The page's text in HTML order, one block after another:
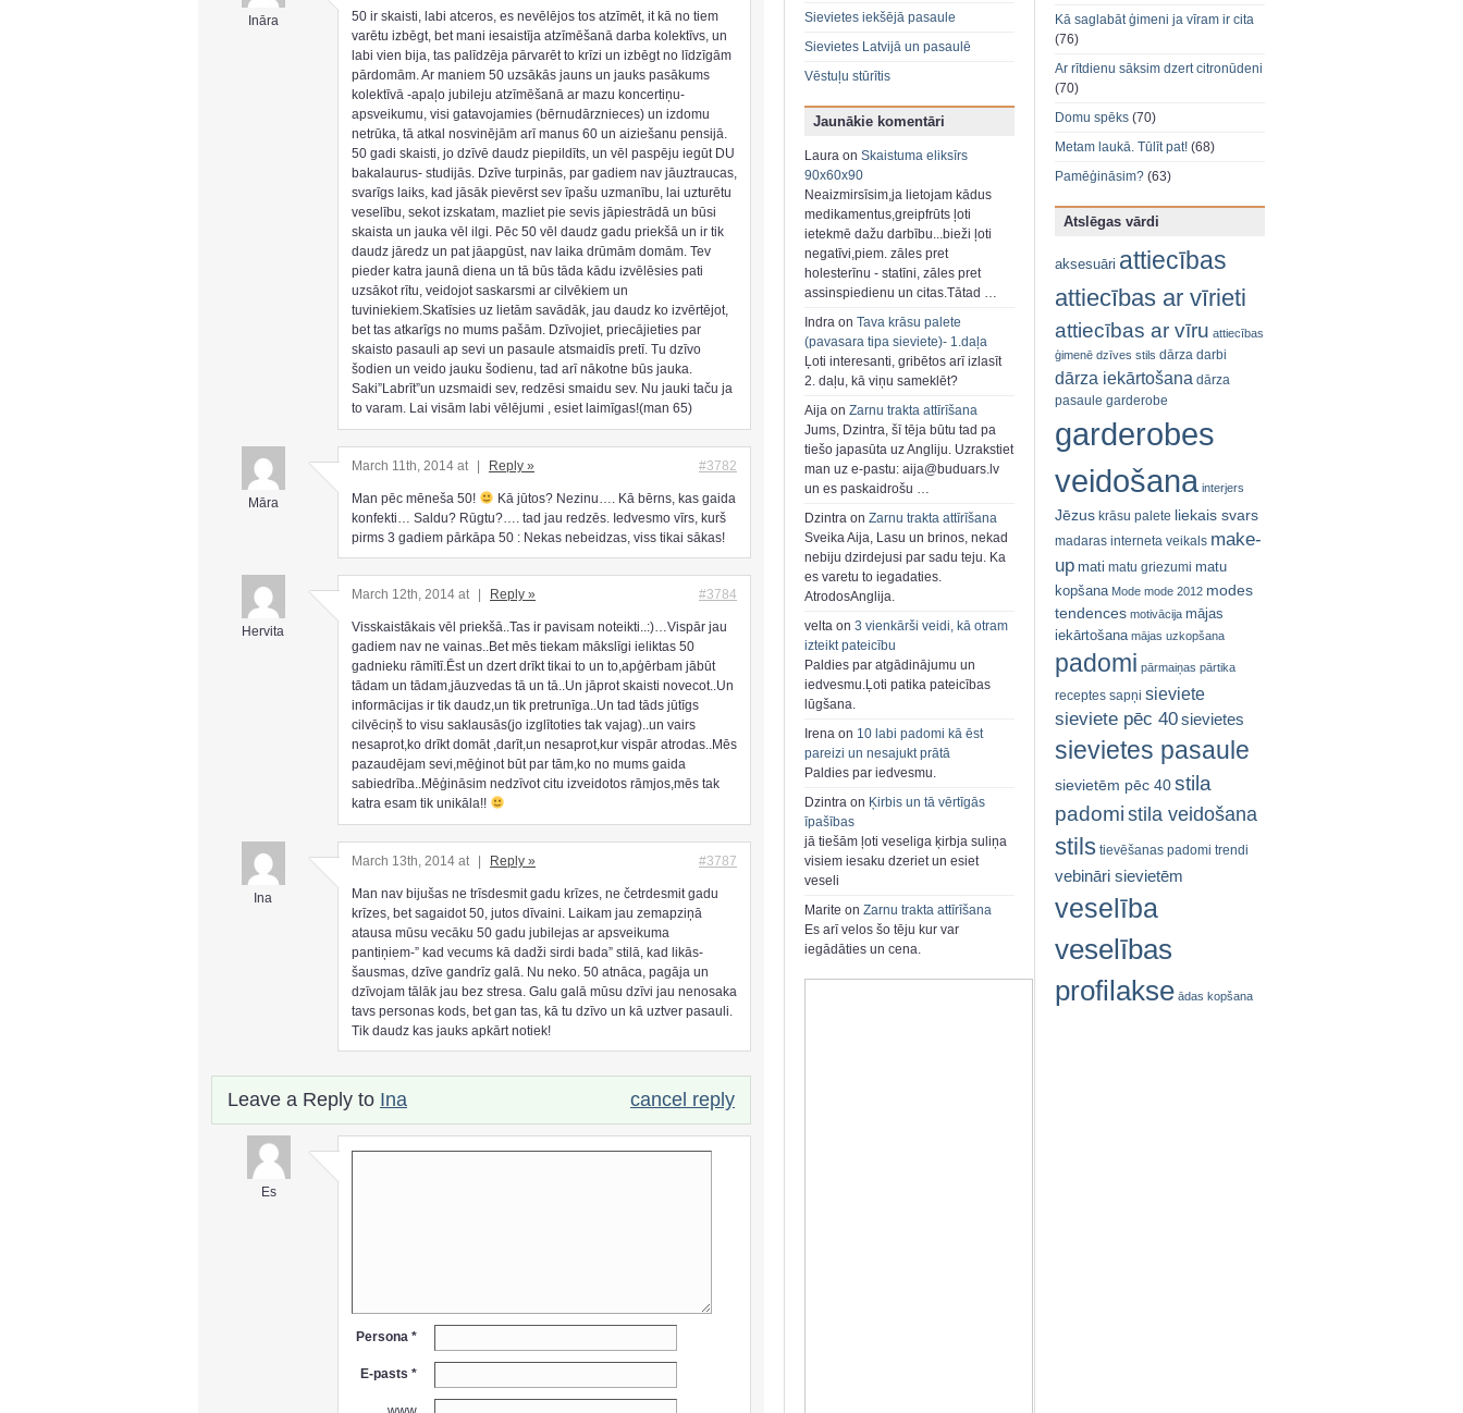
Ināra
50 ir skaisti, labi atceros, es nevēlējos tos atzīmēt, it kā no tiem
varētu izbēgt, bet mani iesaistīja atzīmēšanā darba kolektīvs, un
labi vien bija, tas palīdzēja pārvarēt to krīzi un izbēgt no līdzīgām
pārdomām. Ar maniem 50 uzsākās jauns un jauks pasākums
kolektīvā -apaļo jubileju atzīmēšanā ar mazu koncertiņu-
apsveikumu, visi gatavojamies (bērnudārznieces) un izdomu
netrūka, tā atkal nosvinējām arī manus 60 un aiziešanu pensijā.
50 gadi skaisti, jo dzīvē daudz piepildīts, un vēl paspēju iegūt DU
bakalaurus- studijās. Dzīve turpinās, par gadiem nav jāuztraucas,
svarīgs laiks, kad jāsāk pievērst sev īpašu uzmanību, lai uzturētu
veselību, sekot izskatam, mazliet pie sevis jāpiestrādā un būsi
skaista un jauka vēl ilgi. Pēc 50 vēl daudz gadu priekšā un ir tik
daudz jāredz un pat jāapgūst, nav laika drūmām domām. Tev
pieder katra jaunā diena un tā būs tāda kādu izvēlēsies pati
uzsākot rītu, veidojot saskarsmi ar cilvēkiem un
tuviniekiem.Skatīsies uz lietām savādāk, jau daudz ko izvērtējot,
bet tas atkarīgs no mums pašām. Dzīvojiet, priecājieties par
skaisto pasauli ap sevi un pasaule atsmaidīs pretī. Tu dzīvo
šodien un veido jauku šodienu, tad arī nākotne būs jauka.
Saki”Labrīt”un uzsmaidi sev, redzēsi smaidu sev. Nu jauki taču ja
to varam. Lai visām labi vēlējumi , esiet laimīgas!(man 65)
Māra
March 11th, 2014 at | Reply » #3782
Man pēc mēneša 50!
Kā jūtos? Nezinu…. Kā bērns, kas gaida
konfekti… Saldu? Rūgtu?…. tad jau redzēs. Iedvesmo vīrs, kurš
pirms 3 gadiem pārkāpa 50 : Nekas nebeidzas, viss tikai sākas!
Hervita
March 12th, 2014 at Reply » #3784
Visskaistākais vēl priekšā..Tas ir pavisam noteikti..:)…Vispār jau
gadiem nav ne vainas..Bet mēs tiekam mākslīgi ieliktas 50
gadnieku rāmītī.Ēst un dzert drīkt tikai to un to,apģērbam jābūt
tādam un tādam,jāuzvedas tā un tā..Un jāprot skaisti novecot..Un
informācijas ir tik daudz,un tik pretrunīga..Un tad tāds jūtīgs
cilvēciņš to visu saklausās(jo izglītoties tak vajag)..un vairs
nesaprot,ko drīkt domāt ,darīt,un nesaprot,kur vispār atrodas..Mēs
pazaudējam sevi,mēģinot būt par tām,ko no mums gaida
sabiedrība..Mēģināsim nedzīvot citu izveidotos rāmjos,mēs tak
katra esam tik unikāla!!
Ina
March 13th, 2014 at | Reply » #3787
Man nav bijušas ne trīsdesmit gadu krīzes, ne četrdesmit gadu
krīzes, bet sagaidot 50, jutos dīvaini. Laikam jau zemapziņā
atausa mūsu vecāku 50 gadu jubilejas ar apsveikuma
pantiņiem-” kad vecums kā dadži sirdi bada” stilā, kad likās-
šausmas, dzīve gandrīz galā. Nu neko. 50 atnāca, pagāja un
dzīvojam tālāk jau bez stresa. Galu galā mūsu dzīvi jau nenosaka
tavs personas kods, bet gan tas, kā tu dzīvo un kā uztver pasauli.
Tik daudz kas jauks apkārt notiek!
Leave a Reply to Ina cancel reply
Es
Persona *
E-pasts *
Sievietes iekšējā pasaule
Sievietes Latvijā un pasaulē
Vēstuļu stūrītis
Jaunākie komentāri
Laura on Skaistuma eliksīrs
90x60x90
Neaizmirsīsim,ja lietojam kādus
medikamentus,greipfrūts ļoti
ietekmē dažu darbību...bieži ļoti
negatīvi,piem. zāles pret
holesterīnu - statīni, zāles pret
assinspiedienu un citas.Tātad …
Indra on Tava krāsu palete
(pavasara tipa sieviete)- 1.daļa
Ļoti interesanti, gribētos arī izlasīt
2. daļu, kā viņu sameklēt?
Aija on Zarnu trakta attīrīšana
Jums, Dzintra, šī tēja būtu tad pa
tiešo japasūta uz Angliju. Uzrakstiet
man uz e-pastu: aija@buduars.lv
un es paskaidrošu …
Dzintra on Zarnu trakta attīrīšana
Sveika Aija, Lasu un brinos, nekad
nebiju dzirdejusi par sadu teju. Ka
es varetu to iegadaties.
AtrodosAnglija.
velta on 3 vienkārši veidi, kā otram
izteikt pateicību
Paldies par atgādinājumu un
iedvesmu.Ļoti patika pateicības
lūgšana.
Irena on 10 labi padomi kā ēst
pareizi un nesajukt prātā
Paldies par iedvesmu.
Dzintra on Ķirbis un tā vērtīgās
īpašības
jā tiešām ļoti veseliga ķirbja suliņa
visiem iesaku dzeriet un esiet
veseli
Marite on Zarnu trakta attīrīšana
Es arī velos šo tēju kur var
iegādāties un cena.
Kā saglabāt ģimeni ja vīram ir cita
(76)
Ar rītdienu sāksim dzert citronūdeni
(70)
Domu spēks (70)
Metam laukā. Tūlīt pat! (68)
Pamēģināsim? (63)
Atslēgas vārdi
aksesuāri attiecības
attiecības ar vīrieti
attiecības ar vīru attiecības
ģimenē dzīves stils dārza darbi
dārza iekārtošana dārza
pasaule garderobe
garderobes
veidošana interjers
Jēzus krāsu palete liekais svars
madaras interneta veikals make-
up mati matu griezumi matu
kopšana Mode mode 2012 modes
tendences motivācija mājas
iekārtošana mājas uzkopšana
padomi pārmaiņas pārtika
receptes sapņi sieviete
sieviete pēc 40sievietes
sievietes pasaule
sievietēm pēc 40stila
padomistila veidošana
stils tievēšanas padomi trendi
vebināri sievietēm
veselība
veselības
profilakse ādas kopšana